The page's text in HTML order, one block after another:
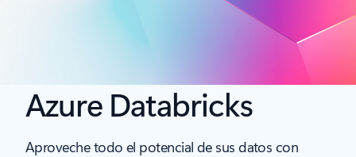
Azure Databricks
Aproveche todo el potencial de sus datos con